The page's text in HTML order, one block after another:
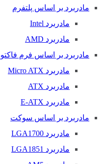
مادربرد بر اساس پلتفرم
مادربرد Intel
مادربرد AMD
مادربرد بر اساس فرم
مادربرد Micro ATX
مادربرد ATX
مادربرد E-ATX
مادربرد بر اساس سوکت
مادربرد LGA1700
مادربرد LGA1851